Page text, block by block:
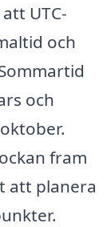
UTC-
och
och
fram
att planera